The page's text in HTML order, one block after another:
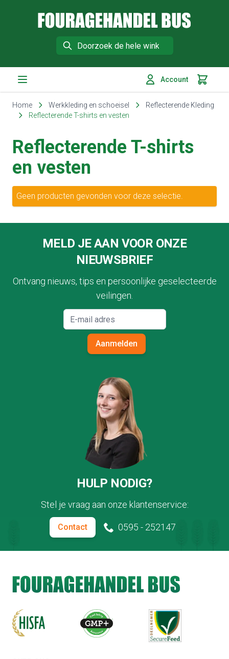
Search
Account
Home Werkkleding en schoeisel
Reflecterende Kleding
Reflecterende T-shirts en vesten
Reflecterende T-shirts
en vesten
Geen producten gevonden voor deze selectie.
MELD JE AAN VOOR ONZE
NIEUWSBRIEF
Ontvang nieuws, tips en persoonlijke geselecteerde
veilingen.
Aanmelden
HULP NODIG?
Stel je vraag aan onze klantenservice:
Contact 0595 - 252147